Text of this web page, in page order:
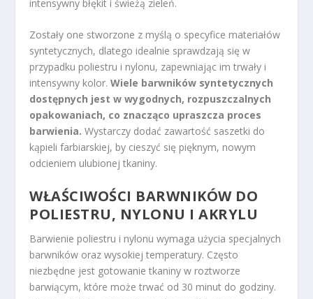
intensywny błękit i świeżą zieleń.
Zostały one stworzone z myślą o specyfice materiałów
syntetycznych, dlatego idealnie sprawdzają się w
przypadku poliestru i nylonu, zapewniając im trwały i
intensywny kolor.Wiele barwników syntetycznych
dostępnych jest w wygodnych, rozpuszczalnych
opakowaniach, co znacząco upraszcza proces
barwienia. Wystarczy dodać zawartość saszetki do
kąpieli farbiarskiej, by cieszyć się pięknym, nowym
odcieniem ulubionej tkaniny.
WŁAŚCIWOŚCI BARWNIKÓW DO
POLIESTRU, NYLONU I AKRYLU
Barwienie poliestru i nylonu wymaga użycia specjalnych
barwników oraz wysokiej temperatury. Często
niezbędne jest gotowanie tkaniny w roztworze
barwiącym, które może trwać od 30 minut do godziny.